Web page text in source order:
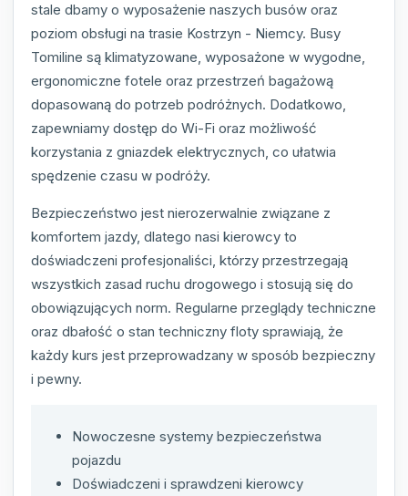
stale dbamy o wyposażenie naszych busów oraz
poziom obsługi na trasie Kostrzyn - Niemcy. Busy
Tomiline są klimatyzowane, wyposażone w wygodne,
ergonomiczne fotele oraz przestrzeń bagażową
dopasowaną do potrzeb podróżnych. Dodatkowo,
zapewniamy dostęp do Wi-Fi oraz możliwość
korzystania z gniazdek elektrycznych, co ułatwia
spędzenie czasu w podróży.
Bezpieczeństwo jest nierozerwalnie związane z
komfortem jazdy, dlatego nasi kierowcy to
doświadczeni profesjonaliści, którzy przestrzegają
wszystkich zasad ruchu drogowego i stosują się do
obowiązujących norm. Regularne przeglądy techniczne
oraz dbałość o stan techniczny floty sprawiają, że
każdy kurs jest przeprowadzany w sposób bezpieczny
i pewny.
Nowoczesne systemy bezpieczeństwa
pojazdu
Doświadczeni i sprawdzeni kierowcy